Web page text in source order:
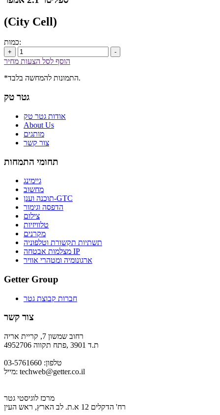
(City Cell)
כמות:
+ -
הוסף לסל הצעות מחיר
*התמונות להמחשה בלבד.
גטר טק
אודות גטר טק
About Us
מותגים
צור קשר
תחומי התמחות
גיימינג
מחשוב
תוכנה וענן-GTC
הדפסה וגימור
צילום
טלוויזיות
מקרנים
תשתיות תקשורת וטלפוניה
מצלמות אבטחה IP
ארגונומיה ומטהרי אוויר
Getter Group
חברות קבוצת גטר
צור קשר
רחוב שמשון 7, קריית אריה
ת.ד 3901 ,פתח תקווה 4952706
טלפון: 03-5761660
מייל: techweb@getter.co.il
מרכז לוגיסטי גטר
רח' הדקלים 12 א.ת. לב הארץ, ראש העין